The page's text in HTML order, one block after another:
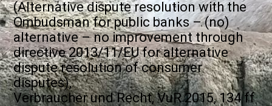
(Alternative dispute resolution with the
Ombudsman for public banks – (no)
alternative – no improvement through
directive 2013/11/EU for alternative
dispute resolution of consumer
disputes),
Verbraucher und Recht, VuR 2015, 134 ff